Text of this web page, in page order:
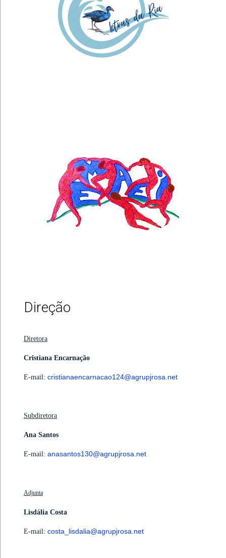
Direção
Diretora
Cristiana Encarnação
E-mail: cristianaencarnacao124@agrupjrosa.net
Subdiretora
Ana Santos
E-mail: anasantos130@agrupjrosa.net
Adjunta
Lisdália Costa
E-mail: costa_lisdalia@agrupjrosa.net